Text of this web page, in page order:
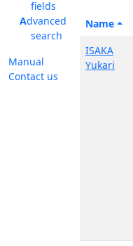
fields
Advanced
search
Manual
Contact us
Name
ISAKA
Yukari